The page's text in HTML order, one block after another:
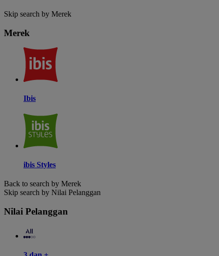
Skip search by Merek
Merek
Ibis
ibis Styles
Back to search by Merek
Skip search by Nilai Pelanggan
Nilai Pelanggan